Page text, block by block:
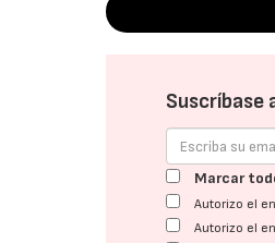
Suscríbase
Marcar
Autorizo el
Autorizo el